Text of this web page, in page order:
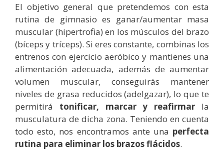
El objetivo general que pretendemos con esta
rutina de gimnasio es ganar/aumentar masa
muscular (hipertrofia) en los músculos del brazo
(bíceps y tríceps). Si eres constante, combinas los
entrenos con ejercicio aeróbico y mantienes una
alimentación adecuada, además de aumentar
volumen muscular, conseguirás mantener
niveles de grasa reducidos (adelgazar), lo que te
permitirá tonificar, marcar y reafirmar la
musculatura de dicha zona. Teniendo en cuenta
todo esto, nos encontramos ante una perfecta
rutina para eliminar los brazos flácidos.